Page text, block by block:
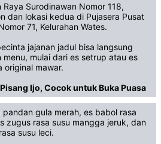
Surodinawan Nomor 118,
dan lokasi kedua di Pujasera Pusat
71, Kelurahan Wates.
jajanan jadul bisa langsung
mulai dari es setrup atau es
original mawar.
Ijo, Cocok untuk Buka Puasa
gula merah, es babol rasa
zugus rasa susu mangga jeruk, dan
susu leci.